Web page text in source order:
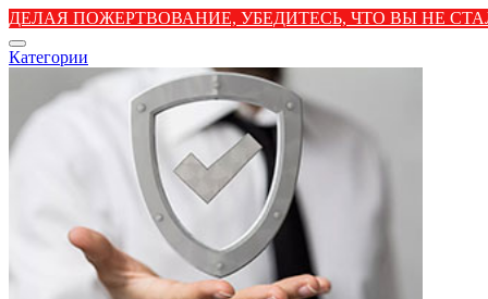
ДЕЛАЯ ПОЖЕРТВОВАНИЕ, УБЕДИТЕСЬ, ЧТО ВЫ НЕ
Категории